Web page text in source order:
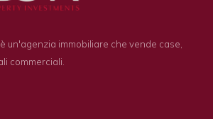
un'agenzia immobiliare che vende case,
commerciali.